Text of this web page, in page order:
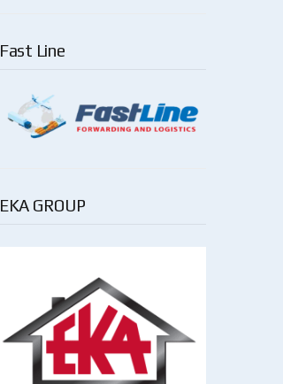
Fast Line
EKA GROUP